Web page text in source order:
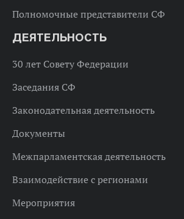
Полномочные представители СФ
ДЕЯТЕЛЬНОСТЬ
30 лет Совету Федерации
Заседания СФ
Законодательная деятельность
Документы
Межпарламентская деятельность
Взаимодействие с регионами
Мероприятия